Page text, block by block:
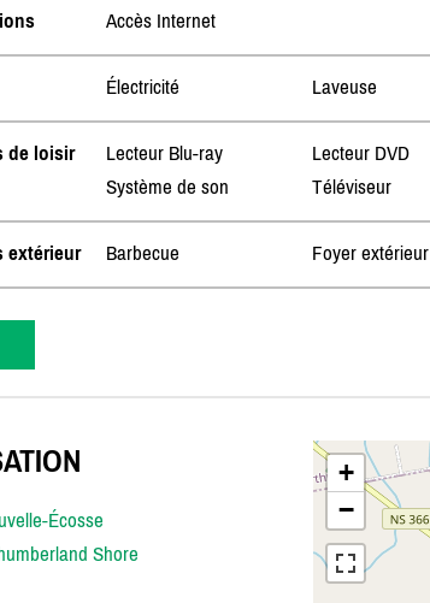
Accès Internet
Électricité Laveuse
de loisir Lecteur Blu-ray Lecteur DVD
Système de son
Téléviseur
extérieur Barbecue Foyer extérieur
+
−
Écosse
Shore